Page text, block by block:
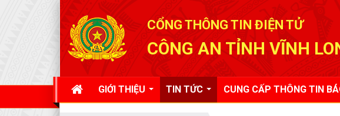
CỔNG THÔNG TIN ĐIỆN TỬ
CÔNG AN TỈNH VĨNH
GIỚI THIỆU TIN TỨC CUNG CẤP THÔNG TIN